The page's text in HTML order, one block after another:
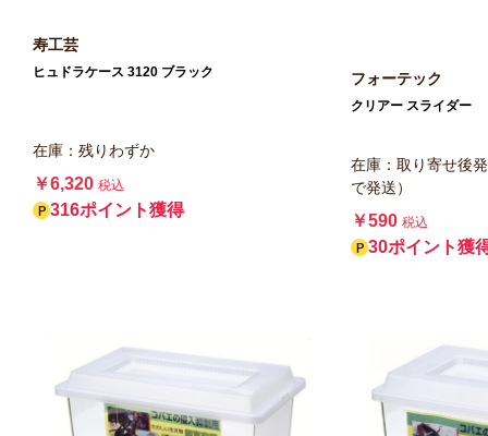
寿工芸
ヒュドラケース 3120 ブラック
在庫：残りわずか
￥6,320 税込
316ポイント獲得
フォーテック
クリアー スライダー
在庫：取り寄せ後
で発送）
￥590 税込
30ポイント獲